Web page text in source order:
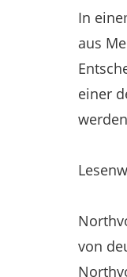
In
aus
einer
von